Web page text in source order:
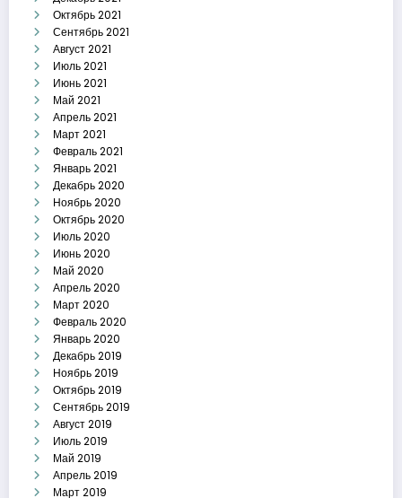
Октябрь 2021
Сентябрь 2021
Август 2021
Июль 2021
Июнь 2021
Май 2021
Апрель 2021
Март 2021
Февраль 2021
Январь 2021
Декабрь 2020
Ноябрь 2020
Октябрь 2020
Июль 2020
Июнь 2020
Май 2020
Апрель 2020
Март 2020
Февраль 2020
Январь 2020
Декабрь 2019
Ноябрь 2019
Октябрь 2019
Сентябрь 2019
Август 2019
Июль 2019
Май 2019
Апрель 2019
Март 2019